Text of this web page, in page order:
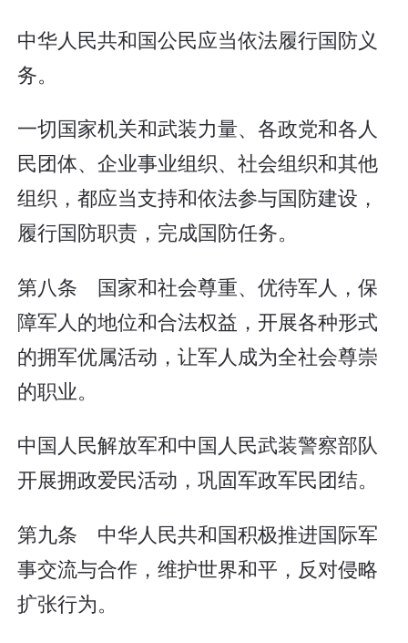
中华人民共和国公民应当依法履行国防义
务。
一切国家机关和武装力量、各政党和各人
民团体、企业事业组织、社会组织和其他
组织，都应当支持和依法参与国防建设，
履行国防职责，完成国防任务。
第八条 国家和社会尊重、优待军人，保
障军人的地位和合法权益，开展各种形式
的拥军优属活动，让军人成为全社会尊崇
的职业。
中国人民解放军和中国人民武装警察部队
开展拥政爱民活动，巩固军政军民团结。
第九条 中华人民共和国积极推进国际军
事交流与合作，维护世界和平，反对侵略
扩张行为。